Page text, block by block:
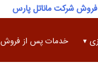
شرکت ماناتل پارس
خدمات پس از فروش